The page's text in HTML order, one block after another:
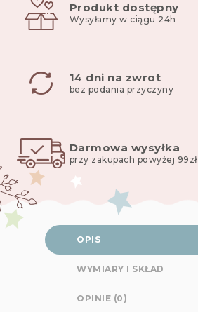
Produkt dostępny
Wysyłamy w ciągu 24h
14 dni na zwrot
bez podania przyczyny
Darmowa wysyłka
przy zakupach powyżej 99zł
OPIS
WYMIARY I SKŁAD
OPINIE (0)